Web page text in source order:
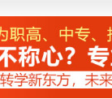
20
18